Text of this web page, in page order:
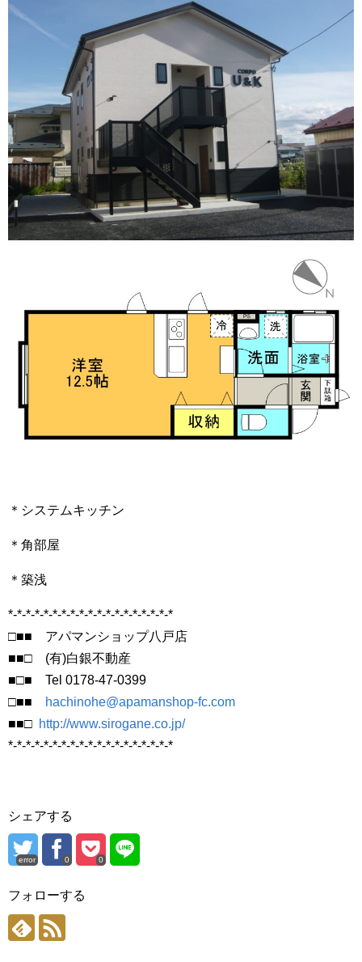
＊システムキッチン
＊角部屋
＊築浅
*-*-*-*-*-*-*-*-*-*-*-*-*-*-*-*-*-*-*
□■■ アパマンショップ八戸店
■■□ (有)白銀不動産
■□■ Tel 0178-47-0399
□■■
hachinohe@apamanshop-fc.com
■■□ http://www.sirogane.co.jp/
*-*-*-*-*-*-*-*-*-*-*-*-*-*-*-*-*-*-*
シェアする
error 0 0
フォローする